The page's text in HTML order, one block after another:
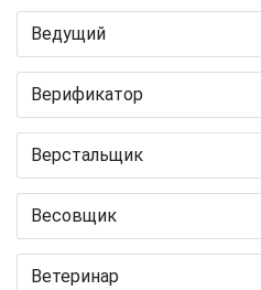
Ведущий
Верификатор
Верстальщик
Весовщик
Ветеринар